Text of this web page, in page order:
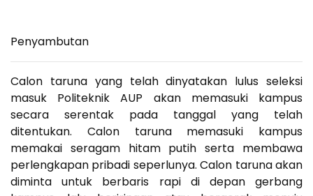
Penyambutan
Calon taruna yang telah dinyatakan lulus seleksi
masuk Politeknik AUP akan memasuki kampus
secara serentak pada tanggal yang telah
ditentukan. Calon taruna memasuki kampus
memakai seragam hitam putih serta membawa
perlengkapan pribadi seperlunya. Calon taruna akan
diminta untuk berbaris rapi di depan gerbang